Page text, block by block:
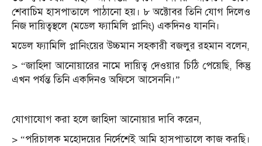
শেবাচিম হাসপাতালে পাঠানো হয়। ৮ অক্টোবর তিনি যোগ দিলেও
নিজ দায়িত্বস্থলে (মডেল ফ্যামিলি প্লানিং) একদিনও যাননি।
মডেল ফ্যামিলি প্লানিংয়ের উচ্চমান সহকারী বজলুর রহমান বলেন,
> “জাহিদা আনোয়ারের নামে দায়িত্ব দেওয়ার চিঠি পেয়েছি, কিন্তু
এখন পর্যন্ত তিনি একদিনও অফিসে আসেননি।”
যোগাযোগ করা হলে জাহিদা আনোয়ার দাবি করেন,
> “পরিচালক মহোদয়ের নির্দেশেই আমি হাসপাতালে কাজ করছি।